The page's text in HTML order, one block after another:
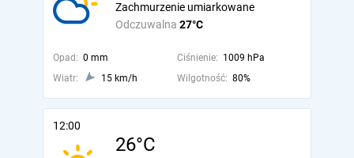
Odczuwalna 27°C
Zachmurzenie umiarkowane
Opad: 0 mm Ciśnienie: 1009 hPa
Wiatr:
15 km/h Wilgotność: 80%
12:00
26°C